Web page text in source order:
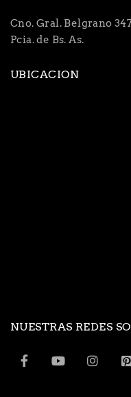
Cno. Gral. Belgrano
Pcia. de Bs. As.
UBICACION
NUESTRAS REDES